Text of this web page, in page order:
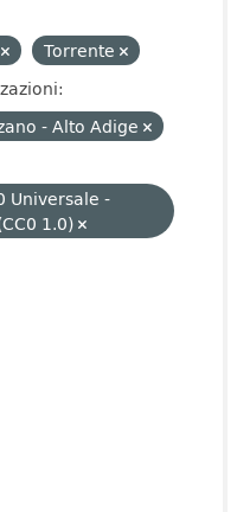
Torrente
- Alto Adige
Universale -
1.0)